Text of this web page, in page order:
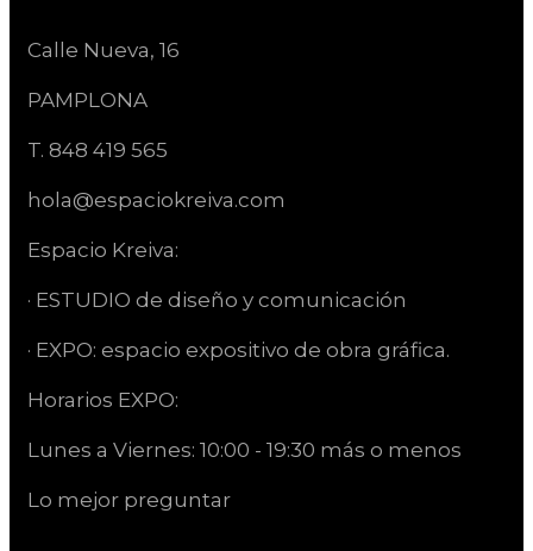
Calle Nueva, 16
PAMPLONA
T. 848 419 565
hola@espaciokreiva.com
Espacio Kreiva:
· ESTUDIO de diseño y comunicación
· EXPO: espacio expositivo de obra gráfica.
Horarios EXPO:
Lunes a Viernes: 10:00 - 19:30 más o menos
Lo mejor preguntar